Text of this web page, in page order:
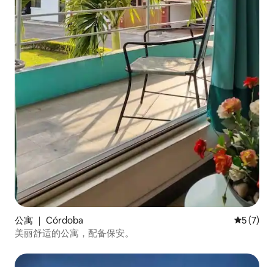
公寓 ｜ Córdoba 平均评分
5 (7)
美丽舒适的公寓，配备保安。